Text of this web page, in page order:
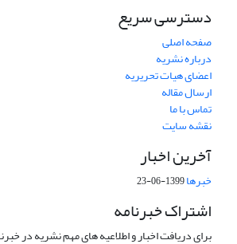
دسترسی سریع
صفحه اصلی
درباره نشریه
اعضای هیات تحریریه
ارسال مقاله
تماس با ما
نقشه سایت
آخرین اخبار
خبرها1399-06-23
اشتراک خبرنامه
برای دریافت اخبار و اطلاعیه های مهم نشریه در